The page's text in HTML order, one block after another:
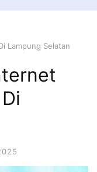
Lampung Selatan